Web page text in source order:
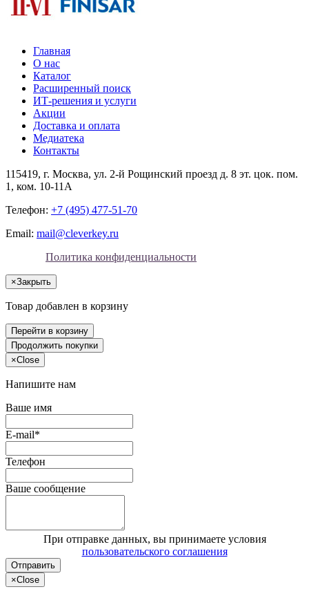
Главная
О нас
Каталог
Расширенный поиск
ИТ-решения и услуги
Акции
Доставка и оплата
Медиатека
Контакты
115419, г. Москва, ул. 2-й Рощинский проезд д. 8 эт. цок. пом.
1, ком. 10-11А
Телефон: +7 (495) 477-51-70
Email: mail@cleverkey.ru
Политика конфиденциальности
×Закрыть
Товар добавлен в корзину
Перейти в корзину
Продолжить покупки
×Close
Напишите нам
Ваше имя
E-mail*
Телефон
Ваше сообщение
При отправке данных, вы принимаете условия
пользовательского соглашения
Отправить
×Close